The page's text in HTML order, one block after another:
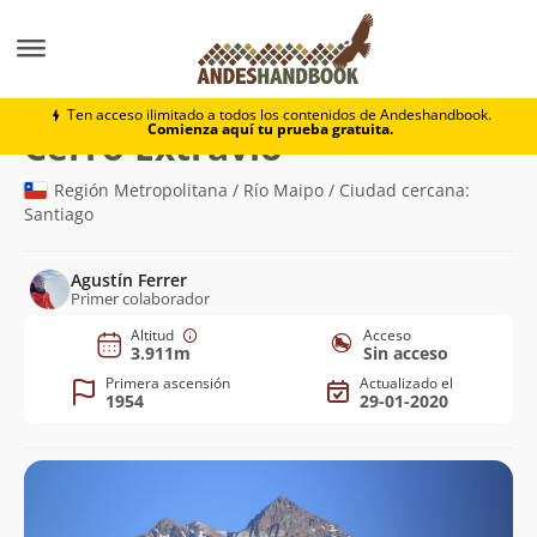
Ten acceso ilimitado a todos los contenidos de Andeshandbook.
Comienza aquí tu prueba gratuita.
Cerro Extravío
Cerro Extravío(3.911m)
Región Metropolitana / Río Maipo / Ciudad cercana:
Santiago
Agustín Ferrer
Primer colaborador
Altitud
3.911m
Acceso
Sin acceso
Primera ascensión
1954
Actualizado el
29-01-2020